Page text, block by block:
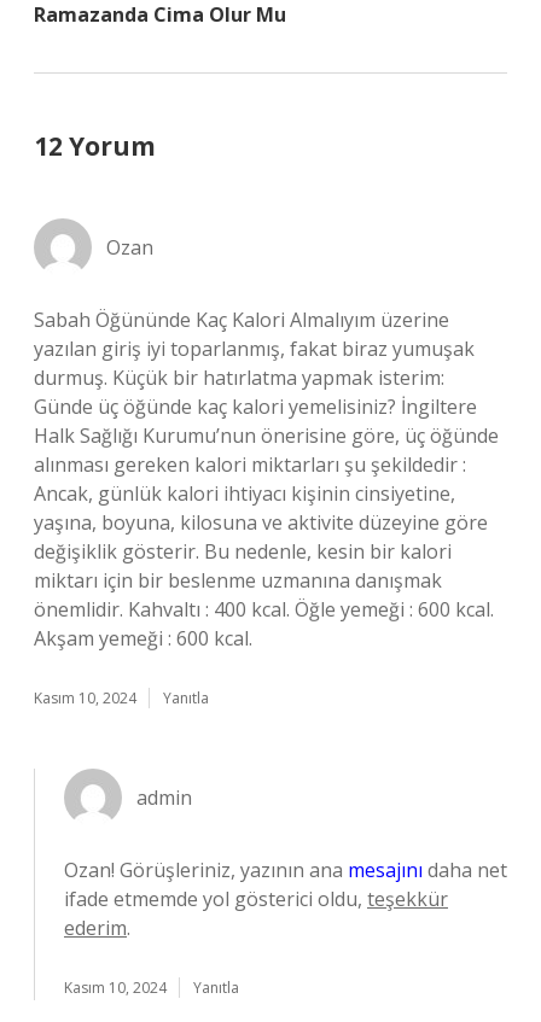
Ramazanda Cima Olur Mu
12 Yorum
Ozan
Sabah Öğününde Kaç Kalori Almalıyım üzerine
yazılan giriş iyi toparlanmış, fakat biraz yumuşak
durmuş. Küçük bir hatırlatma yapmak isterim:
Günde üç öğünde kaç kalori yemelisiniz? İngiltere
Halk Sağlığı Kurumu’nun önerisine göre, üç öğünde
alınması gereken kalori miktarları şu şekildedir :
Ancak, günlük kalori ihtiyacı kişinin cinsiyetine,
yaşına, boyuna, kilosuna ve aktivite düzeyine göre
değişiklik gösterir. Bu nedenle, kesin bir kalori
miktarı için bir beslenme uzmanına danışmak
önemlidir. Kahvaltı : 400 kcal. Öğle yemeği : 600 kcal.
Akşam yemeği : 600 kcal.
Kasım 10, 2024 Yanıtla
admin
Ozan! Görüşleriniz, yazının ana mesajını daha net
ifade etmemde yol gösterici oldu, teşekkür
ederim.
Kasım 10, 2024 Yanıtla